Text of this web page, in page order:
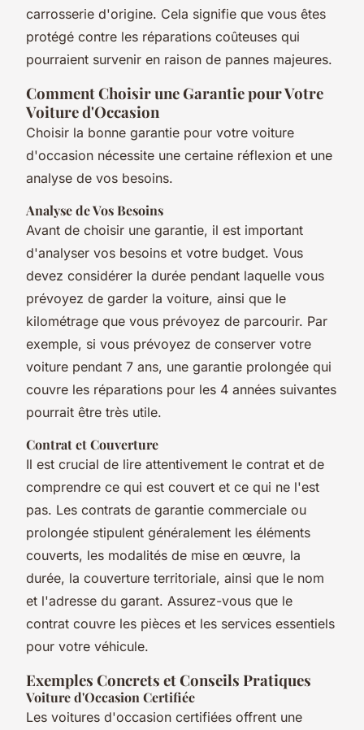
carrosserie d'origine. Cela signifie que vous êtes
protégé contre les réparations coûteuses qui
pourraient survenir en raison de pannes majeures.
Comment Choisir une Garantie pour Votre
Voiture d'Occasion
Choisir la bonne garantie pour votre voiture
d'occasion nécessite une certaine réflexion et une
analyse de vos besoins.
Analyse de Vos Besoins
Avant de choisir une garantie, il est important
d'analyser vos besoins et votre budget. Vous
devez considérer la durée pendant laquelle vous
prévoyez de garder la voiture, ainsi que le
kilométrage que vous prévoyez de parcourir. Par
exemple, si vous prévoyez de conserver votre
voiture pendant 7 ans, une garantie prolongée qui
couvre les réparations pour les 4 années suivantes
pourrait être très utile.
Contrat et Couverture
Il est crucial de lire attentivement le contrat et de
comprendre ce qui est couvert et ce qui ne l'est
pas. Les contrats de garantie commerciale ou
prolongée stipulent généralement les éléments
couverts, les modalités de mise en œuvre, la
durée, la couverture territoriale, ainsi que le nom
et l'adresse du garant. Assurez-vous que le
contrat couvre les pièces et les services essentiels
pour votre véhicule.
Exemples Concrets et Conseils Pratiques
Voiture d'Occasion Certifiée
Les voitures d'occasion certifiées offrent une